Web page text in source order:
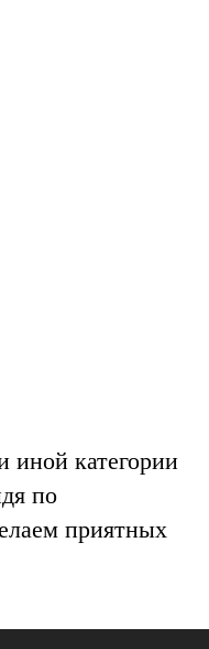
иной категории
по
приятных